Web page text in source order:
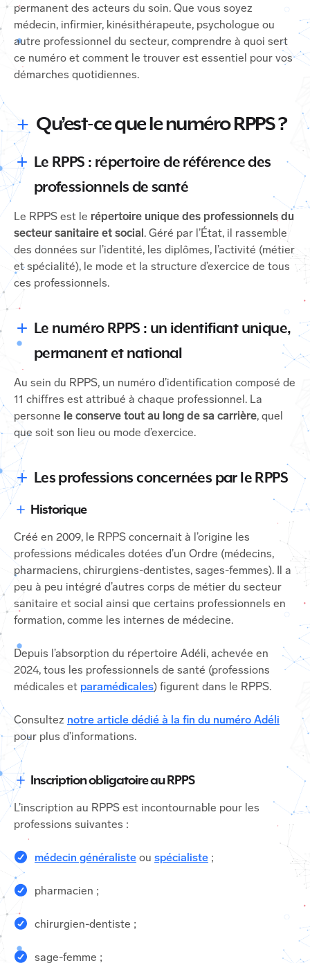
permanent des acteurs du soin. Que vous soyez
médecin, infirmier, kinésithérapeute, psychologue ou
autre professionnel du secteur, comprendre à quoi sert
ce numéro et comment le trouver est essentiel pour vos
démarches quotidiennes.
Qu’est-ce que le numéro RPPS ?
Le RPPS : répertoire de référence des
professionnels de santé
Le RPPS est le répertoire unique des professionnels du
secteur sanitaire et social . Géré par l’État, il rassemble
des données sur l’identité, les diplômes, l’activité (métier
et spécialité), le mode et la structure d’exercice de tous
ces professionnels.
Le numéro RPPS : un identifiant unique,
permanent et national
Au sein du RPPS, un numéro d’identification composé de
11 chiffres est attribué à chaque professionnel. La
personne le conserve tout au long de sa carrière, quel
que soit son lieu ou mode d’exercice.
Les professions concernées par le RPPS
Historique
Créé en 2009, le RPPS concernait à l’origine les
professions médicales dotées d’un Ordre (médecins,
pharmaciens, chirurgiens-dentistes, sages-femmes). Il a
peu à peu intégré d’autres corps de métier du secteur
sanitaire et social ainsi que certains professionnels en
formation, comme les internes de médecine.
Depuis l’absorption du répertoire Adéli, achevée en
2024, tous les professionnels de santé (professions
médicales et paramédicales) figurent dans le RPPS.
Consultez notre article dédié à la fin du numéro Adéli
pour plus d’informations.
Inscription obligatoire au RPPS
L’inscription au RPPS est incontournable pour les
professions suivantes :
médecin généraliste ou spécialiste ;
pharmacien ;
chirurgien-dentiste ;
sage-femme ;